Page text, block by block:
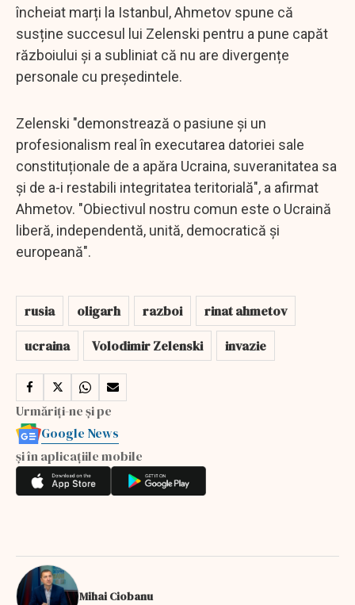
încheiat marți la Istanbul, Ahmetov spune că
susține succesul lui Zelenski pentru a pune capăt
războiului și a subliniat că nu are divergențe
personale cu președintele.
Zelenski "demonstrează o pasiune și un
profesionalism real în executarea datoriei sale
constituționale de a apăra Ucraina, suveranitatea sa
și de a-i restabili integritatea teritorială", a afirmat
Ahmetov. "Obiectivul nostru comun este o Ucraină
liberă, independentă, unită, democratică și
europeană".
rusia oligarh razboi
rinat ahmetov
ucraina
Volodimir Zelenski invazie
Urmăriți-ne și pe
Google News
și în aplicațiile mobile
Mihai Ciobanu